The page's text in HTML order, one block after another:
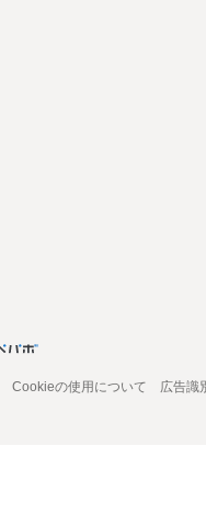
Cookieの使用について 広告識